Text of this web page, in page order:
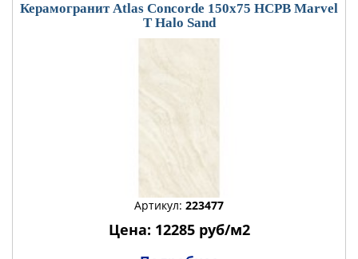
Керамогранит Atlas Concorde 150x75 HCPB Marvel
T Halo Sand
Артикул: 223477
Цена: 12285 руб/м2